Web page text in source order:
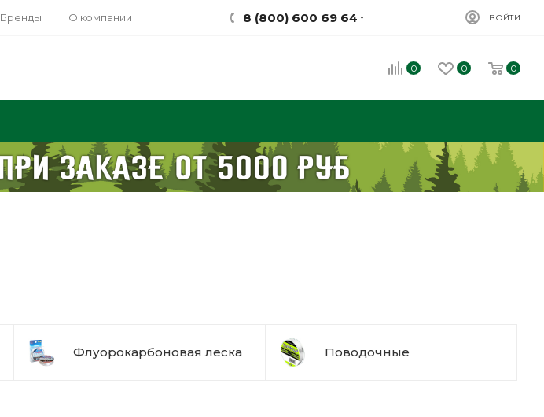
Бренды О компании 8 (800) 600 69 64 ВОЙТИ
0 0 0
Флуорокарбоновая леска Поводочные